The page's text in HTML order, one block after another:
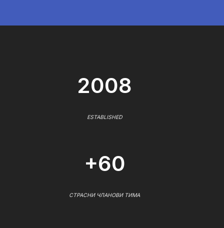
2008
ESTABLISHED
+60
СТРАСНИ ЧЛАНОВИ ТИМА